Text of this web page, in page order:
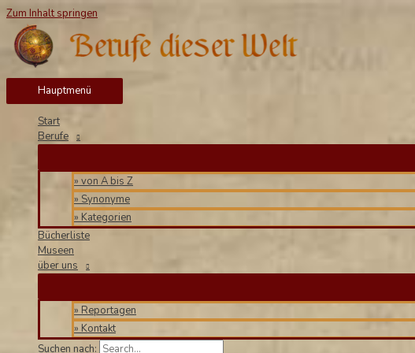
Zum Inhalt springen
Hauptmenü
Start
Berufe
» von A bis Z
» Synonyme
» Kategorien
Bücherliste
Museen
über uns
» Reportagen
» Kontakt
Suchen nach: